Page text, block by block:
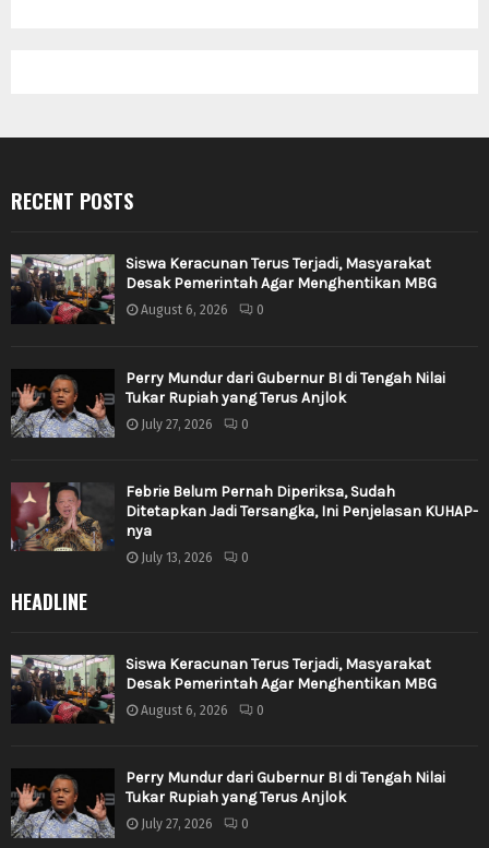
RECENT POSTS
Siswa Keracunan Terus Terjadi, Masyarakat
Desak Pemerintah Agar Menghentikan MBG
August 6, 2026 0
Perry Mundur dari Gubernur BI di Tengah Nilai
Tukar Rupiah yang Terus Anjlok
July 27, 2026 0
Febrie Belum Pernah Diperiksa, Sudah
Ditetapkan Jadi Tersangka, Ini Penjelasan KUHAP-
nya
July 13, 2026 0
HEADLINE
Siswa Keracunan Terus Terjadi, Masyarakat
Desak Pemerintah Agar Menghentikan MBG
August 6, 2026 0
Perry Mundur dari Gubernur BI di Tengah Nilai
Tukar Rupiah yang Terus Anjlok
July 27, 2026 0